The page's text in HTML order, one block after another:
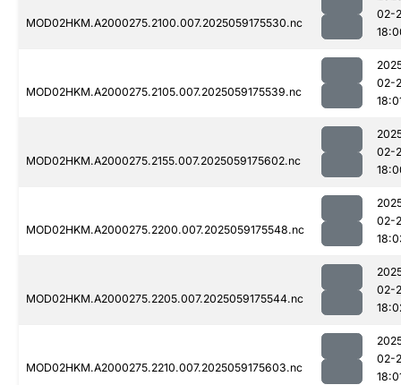
MOD02HKM.A2000275.2100.007.2025059175530.nc
02-
MOD02HKM.A2000275.2105.007.2025059175539.nc
02-
MOD02HKM.A2000275.2155.007.2025059175602.nc
02-
MOD02HKM.A2000275.2200.007.2025059175548.nc
02-
MOD02HKM.A2000275.2205.007.2025059175544.nc
02-
MOD02HKM.A2000275.2210.007.2025059175603.nc
02-